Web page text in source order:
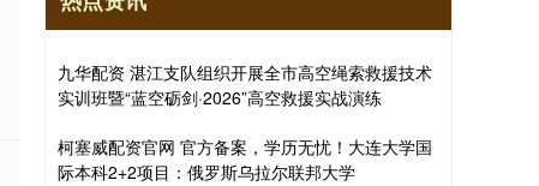
九华配资 湛江支队组织开展全市高空绳索救援技术
实训班暨“蓝空砺剑·2026”高空救援实战演练
柯塞威配资官网 官方备案，学历无忧！大连大学国
际本科2+2项目：俄罗斯乌拉尔联邦大学